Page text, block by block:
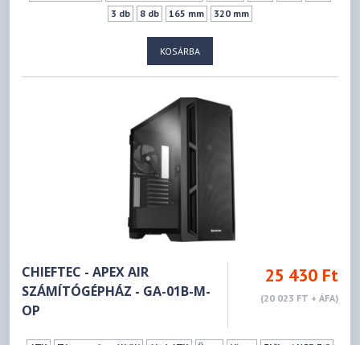
3 db
8 db 165 mm 320 mm
KOSÁRBA
CHIEFTEC - APEX AIR
SZÁMÍTÓGÉPHÁZ - GA-01B-M-
OP
25 430 Ft
(20 023 FT + ÁFA)